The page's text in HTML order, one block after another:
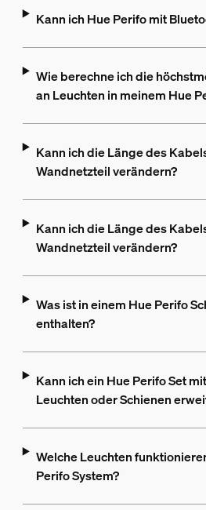
Kann ich Hue Perifo mit
Wie berechne ich die
an Leuchten in meinem Hue
Kann ich die Länge des
Wandnetzteil verändern?
Kann ich die Länge des
Wandnetzteil verändern?
Was ist in einem Hue Perifo
enthalten?
Kann ich ein Hue Perifo Set
Leuchten oder Schienen
Welche Leuchten
Perifo System?